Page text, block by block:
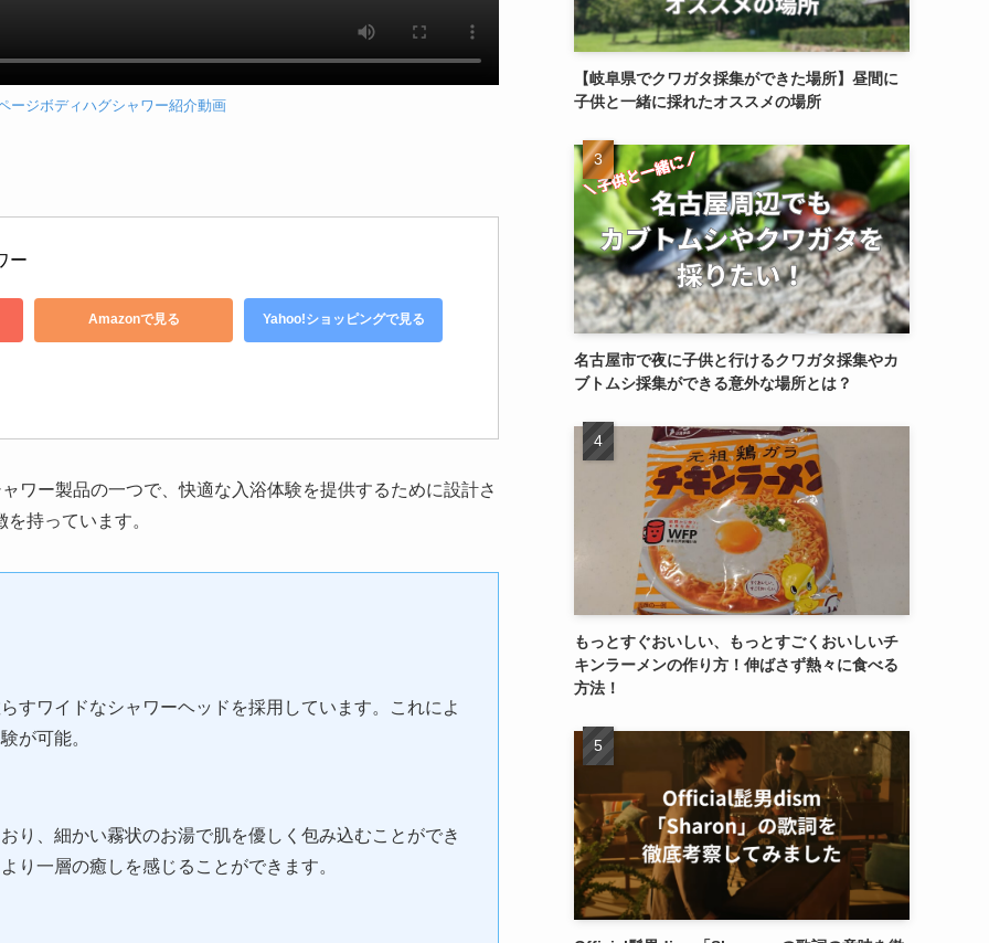
ージボディハグシャワー紹介動画
ー
Amazonで見る Yahoo!ショッピングで見る
ワー製品の一つで、快適な入浴体験を提供するために設計さ
持っています。
すワイドなシャワーヘッドを採用しています。これによ
が可能。
り、細かい霧状のお湯で肌を優しく包み込むことができ
り一層の癒しを感じることができます。
【岐阜県でクワガタ採集ができた場所】昼間に
子供と一緒に採れたオススメの場所
名古屋市で夜に子供と行けるクワガタ採集やカ
ブトムシ採集ができる意外な場所とは？
もっとすぐおいしい、もっとすごくおいしいチ
キンラーメンの作り方！伸ばさず熱々に食べる
方法！